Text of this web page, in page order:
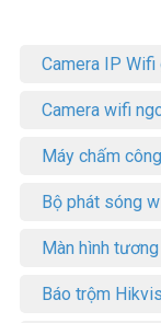
Camera IP Wifi
Camera wifi
Máy chấm
Bộ phát sóng
Màn hình
Báo trộm